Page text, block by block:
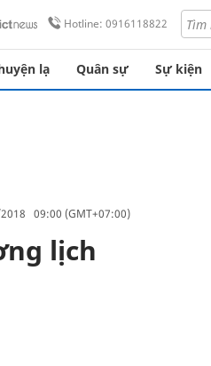
Hotline: 0916118822
lạ Quân sự Sự kiện
09:00 (GMT+07:00)
lịch